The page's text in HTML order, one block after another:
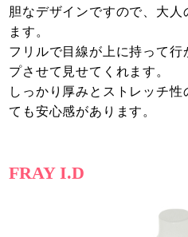
胆なデザインですので、大
ます。
フリルで目線が上に持って行
プさせて見せてくれます。
しっかり厚みとストレッチ
ても安心感があります。
FRAY I.D